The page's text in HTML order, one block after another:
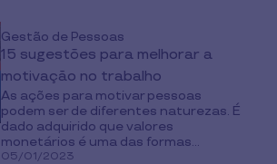
Gestão de Pessoas
15 sugestões para melhorar a
motivação no trabalho
As ações para motivar pessoas
podem ser de diferentes naturezas. É
dado adquirido que valores
monetários é uma das formas...
05/01/2023